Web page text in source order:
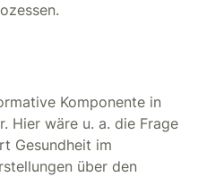
Komponente in
Hier wäre u. a. die Frage
Gesundheit im
über den